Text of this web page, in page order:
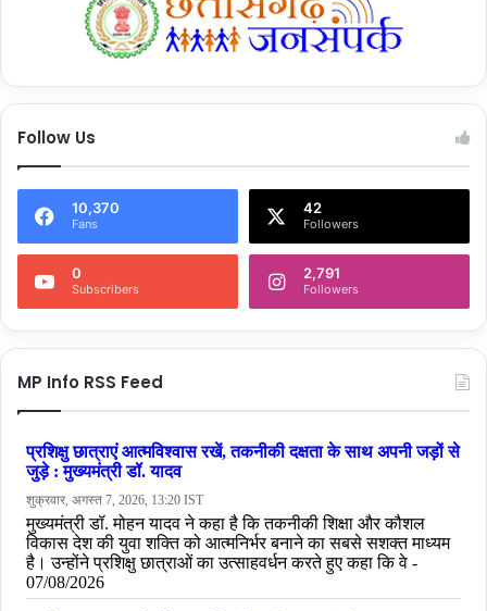
Follow Us
10,370
Fans
42
Followers
0
Subscribers
2,791
Followers
MP Info RSS Feed